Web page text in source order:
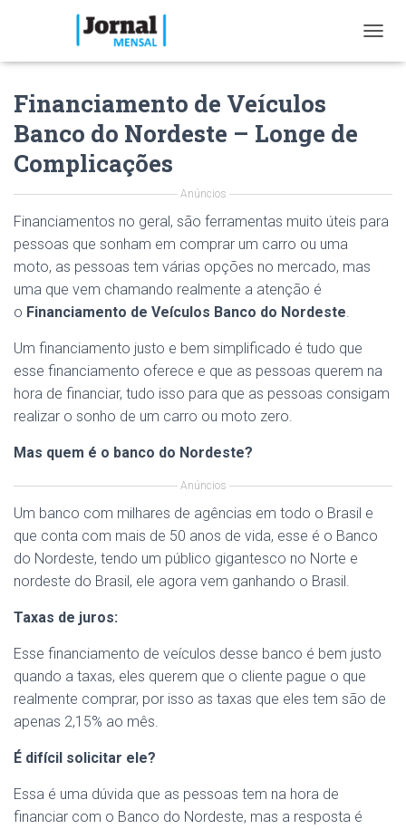
O
G
Financiamento de Veículos
Banco do Nordeste – Longe de
Complicações
Anúncios
Financiamentos no geral, são ferramentas muito úteis para
pessoas que sonham em comprar um carro ou uma
moto, as pessoas tem várias opções no mercado, mas
uma que vem chamando realmente a atenção é
o Financiamento de Veículos Banco do Nordeste.
Um financiamento justo e bem simplificado é tudo que
esse financiamento oferece e que as pessoas querem na
hora de financiar, tudo isso para que as pessoas consigam
realizar o sonho de um carro ou moto zero.
Mas quem é o banco do Nordeste?
Anúncios
Um banco com milhares de agências em todo o Brasil e
que conta com mais de 50 anos de vida, esse é o Banco
do Nordeste, tendo um público gigantesco no Norte e
nordeste do Brasil, ele agora vem ganhando o Brasil.
Taxas de juros:
Esse financiamento de veículos desse banco é bem justo
quando a taxas, eles querem que o cliente pague o que
realmente comprar, por isso as taxas que eles tem são de
apenas 2,15% ao mês.
É difícil solicitar ele?
Essa é uma dúvida que as pessoas tem na hora de
financiar com o Banco do Nordeste, mas a resposta é